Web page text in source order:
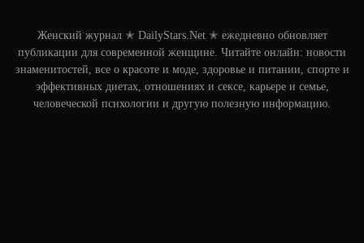
Женский журнал ✭ DailyStars.Net ✭ ежедневно обновляет
публикации для современной женщине. Читайте онлайн: новости
знаменитостей, все о красоте и моде, здоровье и питании, спорте и
эффективных диетах, отношениях и сексе, карьере и семье,
человеческой психологии и другую полезную информацию.